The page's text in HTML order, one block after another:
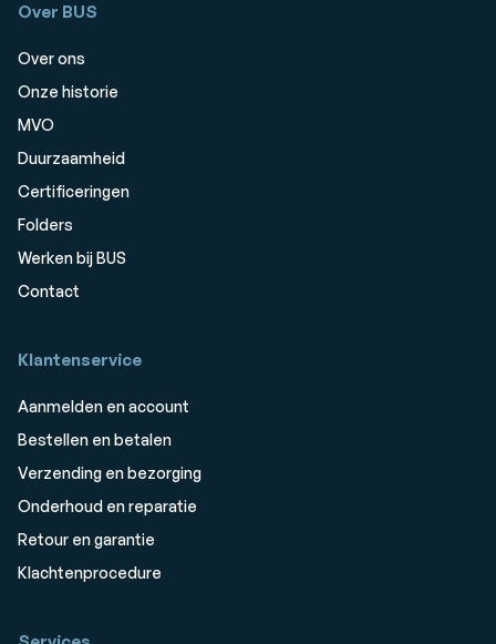
Over BUS
Over ons
Onze historie
MVO
Duurzaamheid
Certificeringen
Folders
Werken bij BUS
Contact
Klantenservice
Aanmelden en account
Bestellen en betalen
Verzending en bezorging
Onderhoud en reparatie
Retour en garantie
Klachtenprocedure